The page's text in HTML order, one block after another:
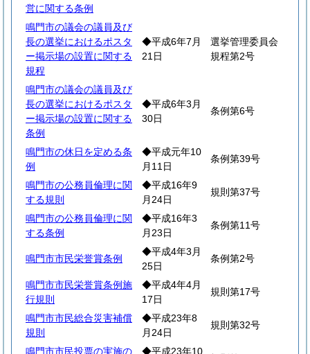
営に関する条例
鳴門市の議会の議員及び
長の選挙におけるポスタ
ー掲示場の設置に関する
規程
◆平成6年7月
21日
選挙管理委員会
規程第2号
鳴門市の議会の議員及び
長の選挙におけるポスタ
ー掲示場の設置に関する
条例
◆平成6年3月
30日
条例第6号
鳴門市の休日を定める条
例
◆平成元年10
月11日
条例第39号
鳴門市の公務員倫理に関
する規則
◆平成16年9
月24日
規則第37号
鳴門市の公務員倫理に関
する条例
◆平成16年3
月23日
条例第11号
鳴門市市民栄誉賞条例
◆平成4年3月
25日
条例第2号
鳴門市市民栄誉賞条例施
行規則
◆平成4年4月
17日
規則第17号
鳴門市市民総合災害補償
規則
◆平成23年8
月24日
規則第32号
鳴門市市民投票の実施の ◆平成23年10